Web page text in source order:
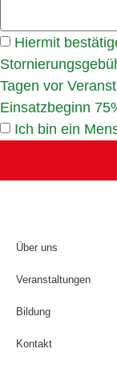
Hiermit
Tagen vor
Einsatzbeginn
Ich bin ein
Über uns
Veranstaltungen
Bildung
Kontakt